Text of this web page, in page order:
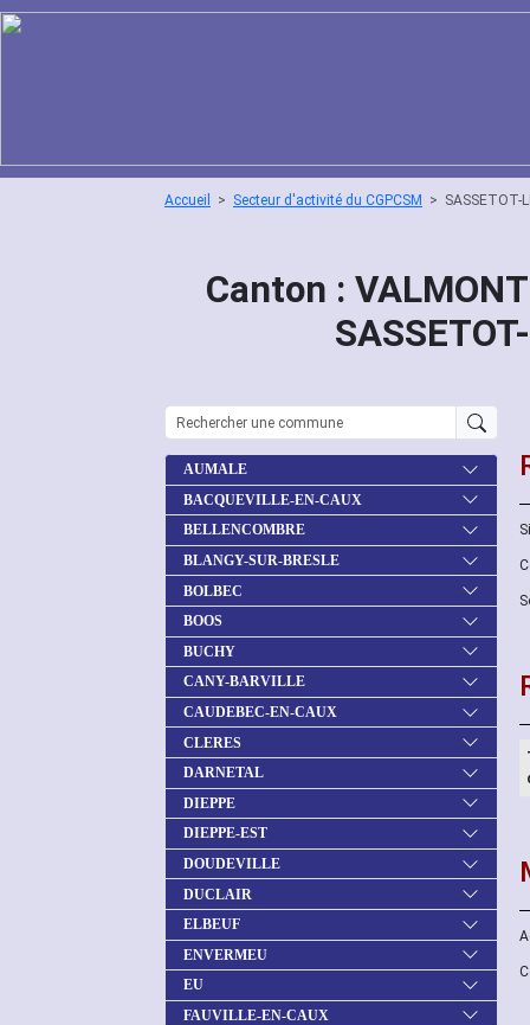
Accueil Secteur d'activité du CGPCSM SASSETOT-
Canton :
AUMALE
BACQUEVILLE-EN-CAUX
BELLENCOMBRE
BLANGY-SUR-BRESLE
BOLBEC
BOOS
BUCHY
CANY-BARVILLE
CAUDEBEC-EN-CAUX
CLERES
DARNETAL
DIEPPE
DIEPPE-EST
DOUDEVILLE
DUCLAIR
ELBEUF
ENVERMEU
EU
FAUVILLE-EN-CAUX